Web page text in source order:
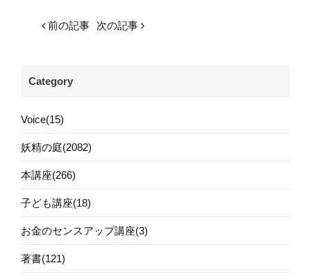
前の記事 次の記事
Category
Voice(15)
妖精の庭(2082)
本講座(266)
子ども講座(18)
お金のセンスアップ講座(3)
著書(121)